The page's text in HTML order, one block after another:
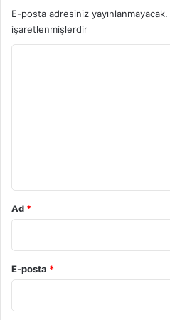
E-posta adresiniz yayınlanmayacak.
işaretlenmişlerdir
Ad *
E-posta *